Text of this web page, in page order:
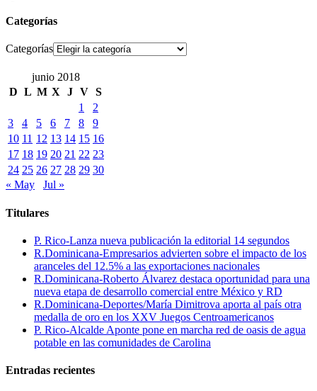
Categorías
Categorías
junio 2018
D L M X J V S
1
2
3
4 5 6 7 8
9
10 11 12 13 14 15 16
17 18 19 20 21 22 23
24 25 26 27 28 29 30
« May
Jul »
Titulares
P. Rico-Lanza nueva publicación la editorial 14 segundos
R.Dominicana-Empresarios advierten sobre el impacto de los
aranceles del 12.5% a las exportaciones nacionales
R.Dominicana-Roberto Álvarez destaca oportunidad para una
nueva etapa de desarrollo comercial entre México y RD
R.Dominicana-Deportes/María Dimitrova aporta al país otra
medalla de oro en los XXV Juegos Centroamericanos
P. Rico-Alcalde Aponte pone en marcha red de oasis de agua
potable en las comunidades de Carolina
Entradas recientes